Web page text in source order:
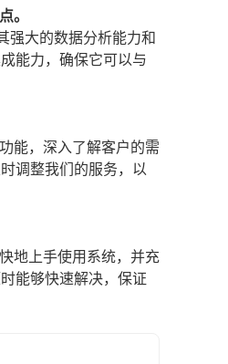
。
强大的数据分析能力和
能力，确保它可以与
能，深入了解客户的需
调整我们的服务，以
地上手使用系统，并充
能够快速解决，保证